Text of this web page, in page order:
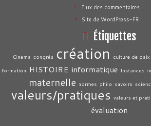
Flux des commentaires
Site de WordPress-FR
Étiquettes
Cinema congrès création culture de paix
formation HISTOIRE informatique Instances
maternelle normes philo savoirs
valeurs/pratiques valeurs et
évaluation